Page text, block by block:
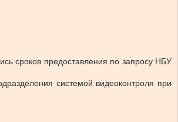
сроков предоставления по запросу НБУ
системой видеоконтроля при